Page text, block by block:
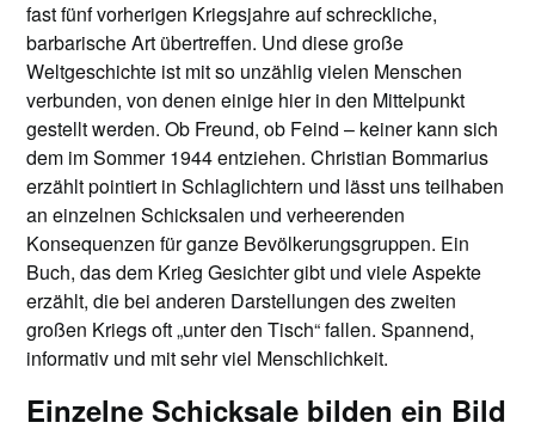
fast fünf vorherigen Kriegsjahre auf schreckliche,
barbarische Art übertreffen. Und diese große
Weltgeschichte ist mit so unzählig vielen Menschen
verbunden, von denen einige hier in den Mittelpunkt
gestellt werden. Ob Freund, ob Feind – keiner kann sich
dem im Sommer 1944 entziehen. Christian Bommarius
erzählt pointiert in Schlaglichtern und lässt uns teilhaben
an einzelnen Schicksalen und verheerenden
Konsequenzen für ganze Bevölkerungsgruppen. Ein
Buch, das dem Krieg Gesichter gibt und viele Aspekte
erzählt, die bei anderen Darstellungen des zweiten
großen Kriegs oft „unter den Tisch“ fallen. Spannend,
informativ und mit sehr viel Menschlichkeit.
Einzelne Schicksale bilden ein Bild